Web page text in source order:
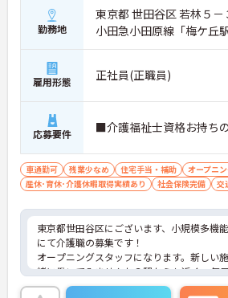
勤務地
東京都 世田谷区 若林５－
小田急小田原線「梅ケ丘
雇用形態 正社員(正職員)
応募要件 ■介護福祉士資格お持ち
車通勤可 残業少なめ 住宅手当・補助
オープニ
産休･育休･介護休暇取得実績あり
社会保険完備 交
東京都世田谷区にございます、小規模多機
にて介護職の募集です！
オープニングスタッフになります。新しい
緒に働いてみませんか？駅からも近く、毎
も楽々です♪